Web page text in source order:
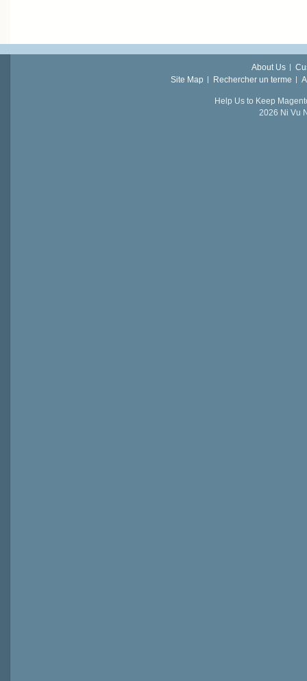
About Us
Site Map
Rechercher un terme
Help Us to Keep
2026 Ni Vu